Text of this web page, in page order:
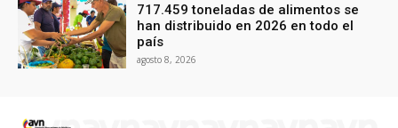
717.459 toneladas de alimentos se
han distribuido en 2026 en todo el
país
agosto 8, 2026